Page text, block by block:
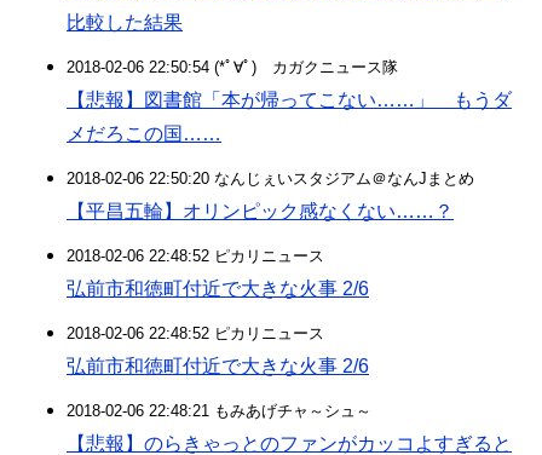
比較した結果
2018-02-06 22:50:54 (*ﾟ∀ﾟ)ゞカガクニュース隊
【悲報】図書館「本が帰ってこない……」 もうダ
メだろこの国……
2018-02-06 22:50:20 なんじぇいスタジアム＠なんJまとめ
【平昌五輪】オリンピック感なくない……？
2018-02-06 22:48:52 ピカリニュース
弘前市和徳町付近で大きな火事 2/6
2018-02-06 22:48:52 ピカリニュース
弘前市和徳町付近で大きな火事 2/6
2018-02-06 22:48:21 もみあげチャ～シュ～
【悲報】のらきゃっとのファンがカッコよすぎると